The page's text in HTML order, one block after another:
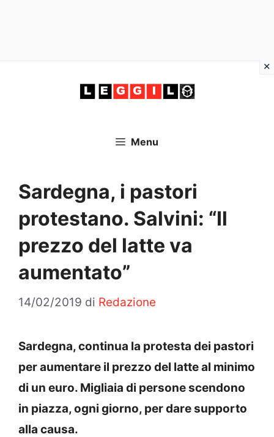
Menu
Sardegna, i pastori
protestano. Salvini: “Il
prezzo del latte va
aumentato”
14/02/2019 di Redazione
Sardegna, continua la protesta dei pastori
per aumentare il prezzo del latte al minimo
di un euro. Migliaia di persone scendono
in piazza, ogni giorno, per dare supporto
alla causa.